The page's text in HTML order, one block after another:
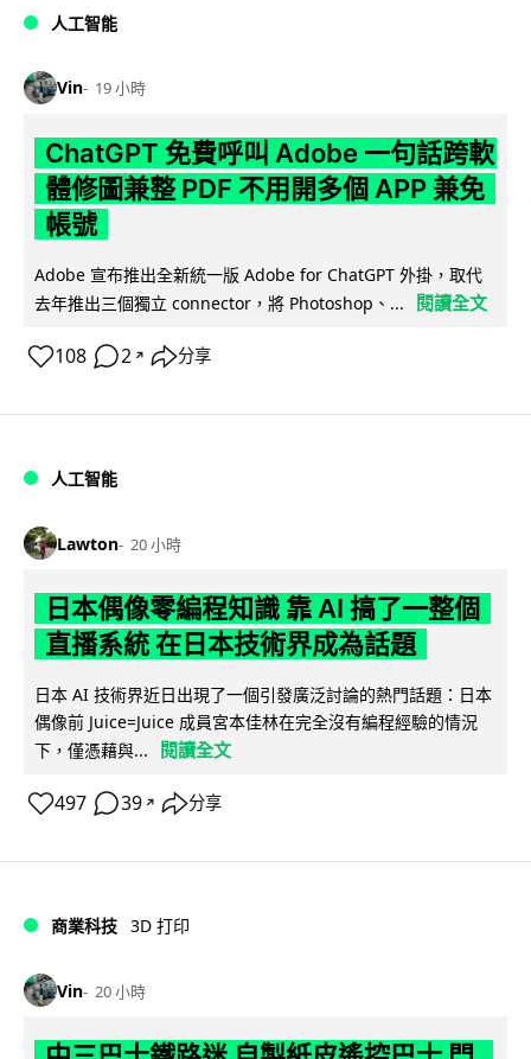
人工智能
Vin 19 小時
ChatGPT 免費呼叫 Adobe 一句話跨軟
體修圖兼整 PDF 不用開多個 APP 兼免
帳號
Adobe 宣布推出全新統一版 Adobe for ChatGPT 外掛，取代
去年推出三個獨立 connector，將 Photoshop、...
閱讀全文
108 2 ↗ 分享
人工智能
Lawton 20 小時
日本偶像零編程知識 靠 AI 搞了一整個
直播系統 在日本技術界成為話題
日本 AI 技術界近日出現了一個引發廣泛討論的熱門話題：日本
偶像前 Juice=Juice 成員宮本佳林在完全沒有編程經驗的情況
下，僅憑藉與...
閱讀全文
497 39 ↗ 分享
商業科技 3D 打印
Vin 20 小時